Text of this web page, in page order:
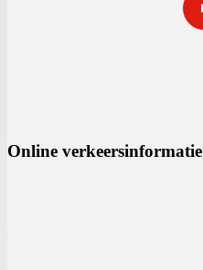
Online verkeersinformatie